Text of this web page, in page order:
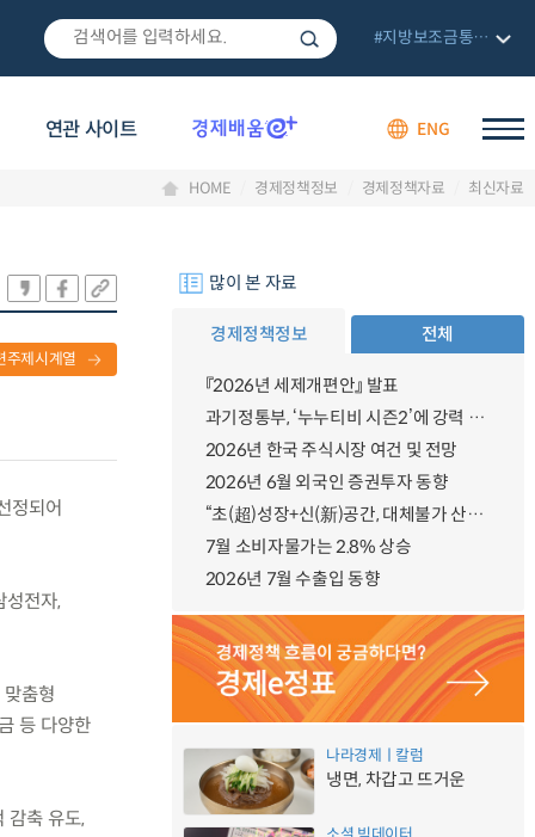
연관 사이트 ENG
#지방보조금통합관리망
HOME 경제정책정보 경제정책자료 최신자료
주제시계열
정되어
성전자,
춤형
등 다양한
감축 유도,
많이 본 자료
경제정책정보 전체
『2026년 세제개편안』 발표
과기정통부, ‘누누티비 시즌2’에 강력 대응 의지 밝혀
2026년 한국 주식시장 여건 및 전망
2026년 6월 외국인 증권투자 동향
“초(超)성장+신(新)공간, 대체불가 산업강국”
7월 소비자물가는 2.8% 상승
2026년 7월 수출입 동향
나라경제ㅣ칼럼
냉면, 차갑고 뜨거운